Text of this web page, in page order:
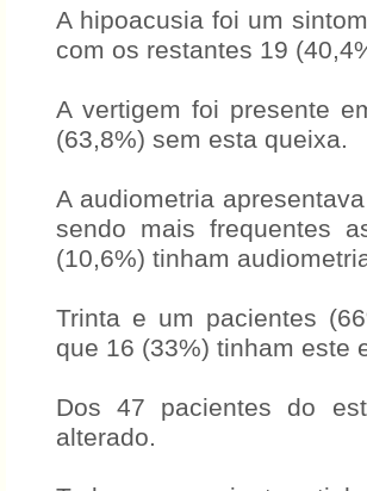
A hipoacusia foi um
com os restantes 19
A vertigem foi presente
(63,8%) sem esta queixa.
A audiometria
sendo mais frequentes
(10,6%) tinham
Trinta e um pacientes
que 16 (33%) tinham este
Dos 47 pacientes do
alterado.